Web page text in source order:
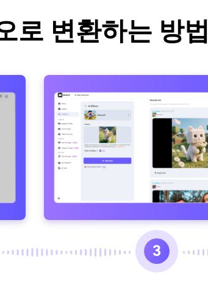
로 변환하는 방법
3